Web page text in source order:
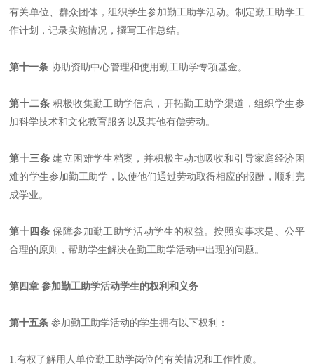
有关单位、群众团体，组织学生参加勤工助学活动。制定勤工助学工
作计划，记录实施情况，撰写工作总结。
第十一条 协助资助中心管理和使用勤工助学专项基金。
第十二条积极收集勤工助学信息，开拓勤工助学渠道，组织学生参
加科学技术和文化教育服务以及其他有偿劳动。
第十三条建立困难学生档案，并积极主动地吸收和引导家庭经济困
难的学生参加勤工助学，以使他们通过劳动取得相应的报酬，顺利完
成学业。
第十四条保障参加勤工助学活动学生的权益。按照实事求是、公平
合理的原则，帮助学生解决在勤工助学活动中出现的问题。
第四章 参加勤工助学活动学生的权利和义务
第十五条 参加勤工助学活动的学生拥有以下权利：
1.有权了解用人单位勤工助学岗位的有关情况和工作性质。